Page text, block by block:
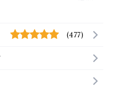
(477)